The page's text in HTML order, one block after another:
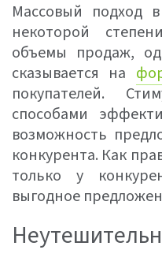
Массовый подход
некоторой
объемы продаж,
сказывается на
покупателей.
способами
возможность
конкурента. Как
только у
выгодное